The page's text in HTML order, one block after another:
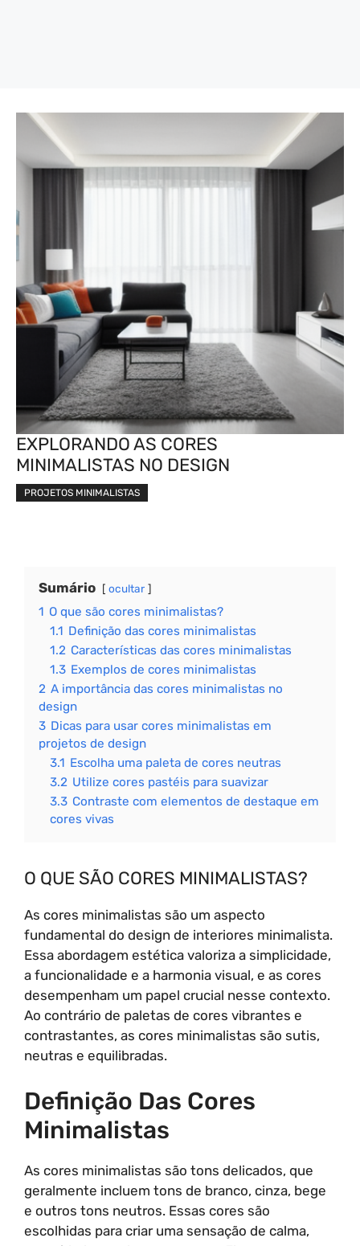
EXPLORANDO AS CORES
MINIMALISTAS NO DESIGN
PROJETOS MINIMALISTAS
Sumário ocultar
1 O que são cores minimalistas?
1.1 Definição das cores minimalistas
1.2 Características das cores minimalistas
1.3 Exemplos de cores minimalistas
2 A importância das cores minimalistas no
design
3 Dicas para usar cores minimalistas em
projetos de design
3.1 Escolha uma paleta de cores neutras
3.2 Utilize cores pastéis para suavizar
3.3 Contraste com elementos de destaque em
cores vivas
O QUE SÃO CORES MINIMALISTAS?
As cores minimalistas são um aspecto
fundamental do design de interiores minimalista.
Essa abordagem estética valoriza a simplicidade,
a funcionalidade e a harmonia visual, e as cores
desempenham um papel crucial nesse contexto.
Ao contrário de paletas de cores vibrantes e
contrastantes, as cores minimalistas são sutis,
neutras e equilibradas.
Definição Das Cores
Minimalistas
As cores minimalistas são tons delicados, que
geralmente incluem tons de branco, cinza, bege
e outros tons neutros. Essas cores são
escolhidas para criar uma sensação de calma,